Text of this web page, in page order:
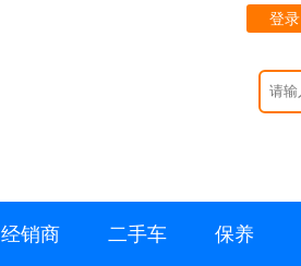
登录
经销商 二手车 保养